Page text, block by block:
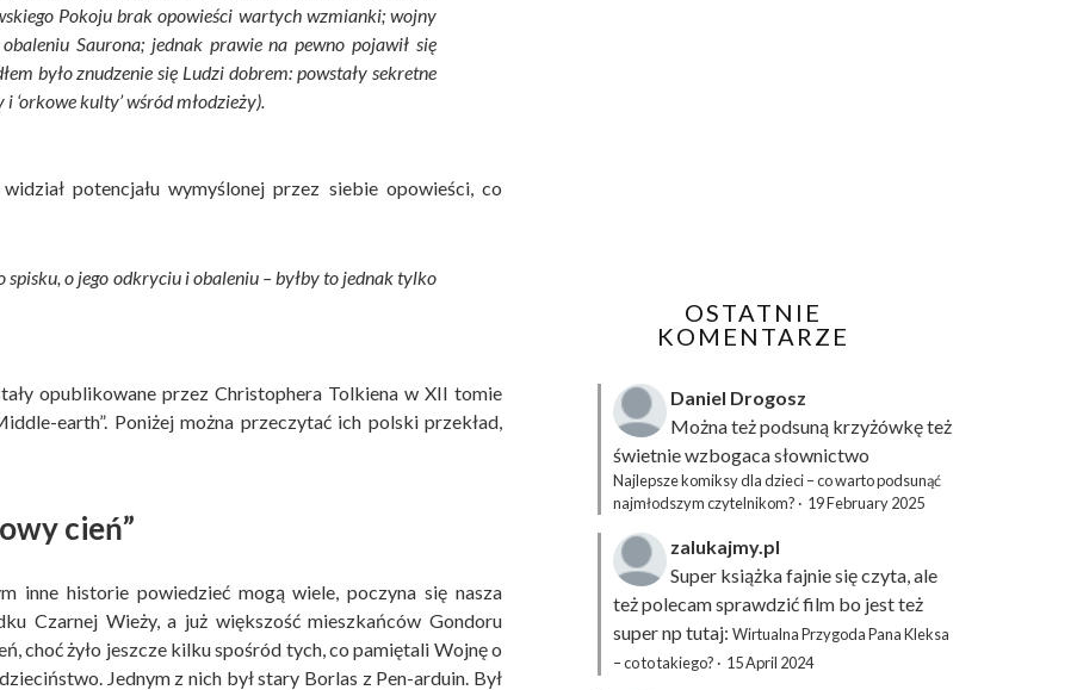
Pokoju brak opowieści wartych wzmianki; wojny
Saurona; jednak prawie na pewno pojawił się
było znudzenie się Ludzi dobrem: powstały sekretne
kulty’ wśród młodzieży).
potencjału wymyślonej przez siebie opowieści, co
spisku, o jego odkryciu i obaleniu – byłby to jednak tylko
opublikowane przez Christophera Tolkiena w XII tomie
earth”. Poniżej można przeczytać ich polski przekład,
cień”
inne historie powiedzieć mogą wiele, poczyna się nasza
Czarnej Wieży, a już większość mieszkańców Gondoru
choć żyło jeszcze kilku spośród tych, co pamiętali Wojnę o
Jednym z nich był stary Borlas z Pen-arduin. Był
OSTATNIE
KOMENTARZE
Daniel Drogosz
Można też podsuną krzyżówkęteż
świetnie wzbogaca słownictwo
Najlepsze komiksy dla dzieci – co warto podsunąć
najmłodszym czytelnikom? · 19 February 2025
zalukajmy.pl
Super książka fajnie się czyta, ale
też polecam sprawdzić film bo jest też
super np tutaj: Wirtualna Przygoda Pana Kleksa
– co to takiego? · 15 April 2024